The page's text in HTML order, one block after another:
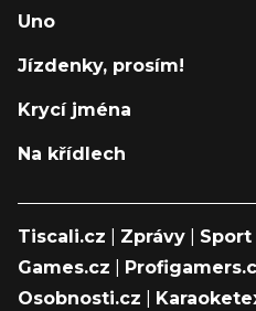
Uno
Jízdenky, prosím!
Krycí jména
Na křídlech
Tiscali.cz Zprávy Sport
Games.cz
Osobnosti.cz